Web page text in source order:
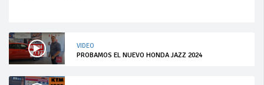
VIDEO
PROBAMOS EL NUEVO HONDA JAZZ 2024